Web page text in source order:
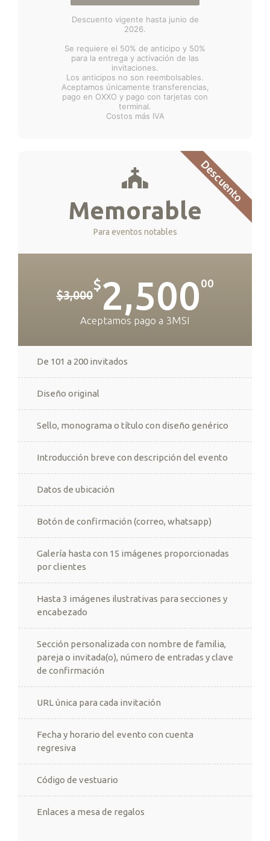
Descuento vigente hasta junio de
2026.
Se requiere el 50% de anticipo y 50%
para la entrega y activación de las
invitaciones.
Los anticipos no son reembolsables.
Aceptamos únicamente transferencias,
pago en OXXO y pago con tarjetas con
terminal.
Costos más IVA
Memorable
Para eventos notables
$3,000
$2,50000
Aceptamos pago a 3MSI
De 101 a 200 invitados
Diseño original
Sello, monograma o título con diseño genérico
Introducción breve con descripción del evento
Datos de ubicación
Botón de confirmación (correo, whatsapp)
Galería hasta con 15 imágenes proporcionadas
por clientes
Hasta 3 imágenes ilustrativas para secciones y
encabezado
Sección personalizada con nombre de familia,
pareja o invitada(o), número de entradas y clave
de confirmación
URL única para cada invitación
Fecha y horario del evento con cuenta
regresiva
Código de vestuario
Enlaces a mesa de regalos
Descuento